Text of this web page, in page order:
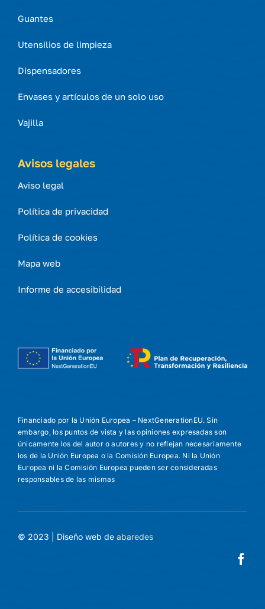
Guantes
Utensilios de limpieza
Dispensadores
Envases y artículos de un solo uso
Vajilla
Avisos legales
Aviso legal
Política de privacidad
Política de cookies
Mapa web
Informe de accesibilidad
Financiado por la Unión Europea – NextGenerationEU. Sin
embargo, los puntos de vista y las opiniones expresadas son
únicamente los del autor o autores y no reflejan necesariamente
los de la Unión Europea o la Comisión Europea. Ni la Unión
Europea ni la Comisión Europea pueden ser consideradas
responsables de las mismas
© 2023 | Diseño web de abaredes